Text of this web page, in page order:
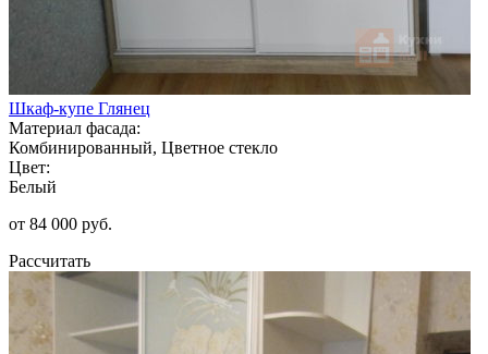
Шкаф-купе Глянец
Материал фасада:
Комбинированный, Цветное стекло
Цвет:
Белый
от 84 000 руб.
Рассчитать